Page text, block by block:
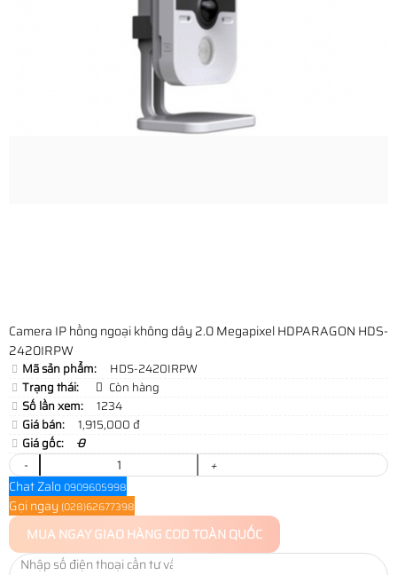
Camera IP hồng ngoại không dây 2.0 Megapixel HDPARAGON HDS-
2420IRPW
Mã sản phẩm:
HDS-2420IRPW
Trạng thái:
Còn hàng
Số lần xem:
1234
Giá bán:
1,915,000 đ
Giá gốc:
0
-
+
Chat Zalo 0909605998
Gọi ngay (028)62677398
MUA NGAYGIAO HÀNG COD TOÀN QUỐC